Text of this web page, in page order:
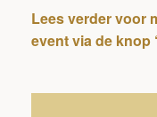
Lees verder voor
eventviade knop